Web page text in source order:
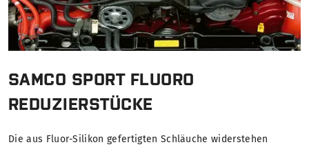
SAMCO SPORT FLUORO
REDUZIERSTÜCKE
Die aus Fluor-Silikon gefertigten Schläuche widerstehen